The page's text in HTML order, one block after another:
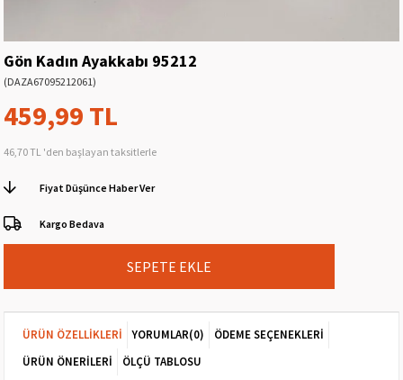
Gön Kadın Ayakkabı 95212
(DAZA67095212061)
459,99 TL
46,70 TL 'den başlayan taksitlerle
Fiyat Düşünce Haber Ver
Kargo Bedava
ÜRÜN ÖZELLIKLERI YORUMLAR(0)
ÖDEME SEÇENEKLERI
ÜRÜN ÖNERILERI
ÖLÇÜ TABLOSU